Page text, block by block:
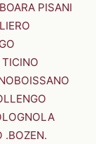
BOARA PISANI
BOISSANO
.BOZEN.